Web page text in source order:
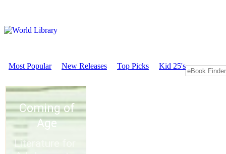
Most Popular New Releases Top Picks Kid 25's